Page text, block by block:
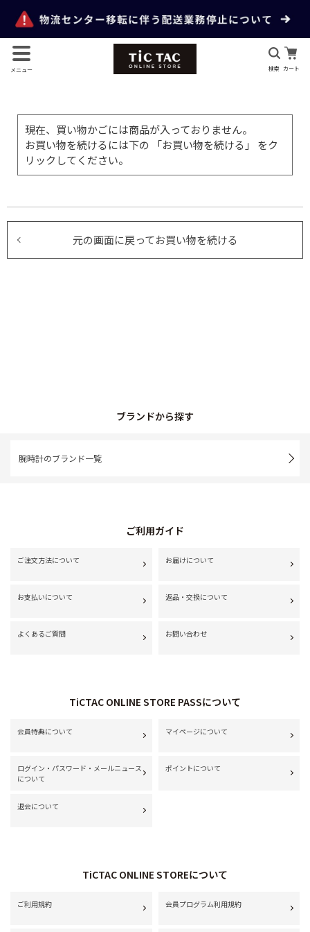
メニュー 検索 カート
現在、買い物かごには商品が入っておりません。
お買い物を続けるには下の 「お買い物を続ける」 をク
リックしてください。
元の画面に戻ってお買い物を続ける
ブランドから探す
腕時計のブランド一覧
ご利用ガイド
ご注文方法について お届けについて
お支払いについて 返品・交換について
よくあるご質問 お問い合わせ
TiCTAC ONLINE STORE PASSについて
会員特典について マイページについて
ログイン・パスワード・メールニュース
について
ポイントについて
退会について
TiCTAC ONLINE STOREについて
ご利用規約 会員プログラム利用規約